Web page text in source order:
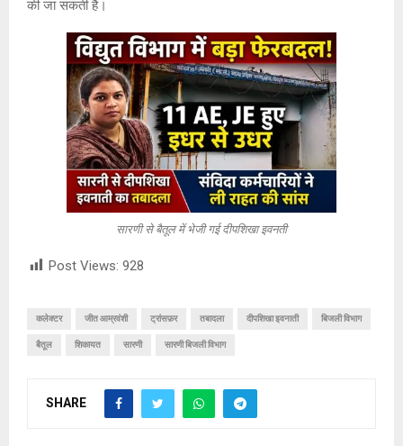
की जा सकती है।
सारणी से बैतूल में भेजी गई दीपशिखा इवनती
Post Views: 928
कलेक्टर जीत आम्रवंशी ट्रांसफ़र तबादला दीपशिखा इवनाती बिजली विभाग
बैतूल शिकायत सारणी सारणी बिजली विभाग
SHARE